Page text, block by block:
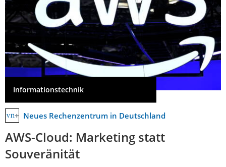
Informationstechnik
Neues Rechenzentrum in Deutschland
AWS-Cloud: Marketing statt
Souveränität